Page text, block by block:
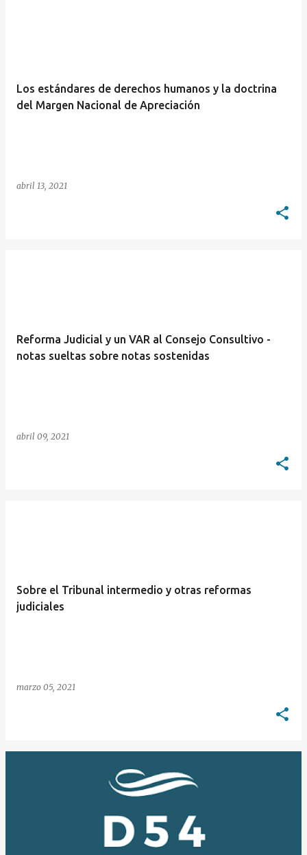
Los estándares de derechos humanos y la doctrina
del Margen Nacional de Apreciación
abril 13, 2021
Reforma Judicial y un VAR al Consejo Consultivo -
notas sueltas sobre notas sostenidas
abril 09, 2021
Sobre el Tribunal intermedio y otras reformas
judiciales
marzo 05, 2021